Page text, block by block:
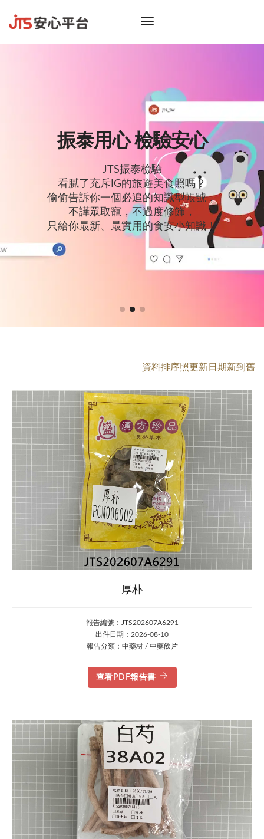
toggle
振泰用心 檢驗安心
JTS振泰檢驗
看膩了充斥IG的旅遊美食照嗎？
偷偷告訴你一個必追的知識型帳號，
不譁眾取寵，不過度修飾，
只給你最新、最實用的食安小知識！
資料排序照更新日期新到舊
厚朴
報告編號：JTS202607A6291
出件日期：2026-08-10
報告分類：中藥材 / 中藥飲片
查看PDF報告書